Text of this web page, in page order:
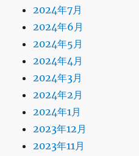
2024年7月
2024年6月
2024年5月
2024年4月
2024年3月
2024年2月
2024年1月
2023年12月
2023年11月